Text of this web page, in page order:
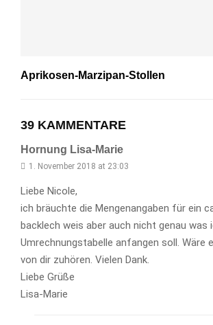
Aprikosen-Marzipan-Stollen
39 KAMMENTARE
Hornung Lisa-Marie
1. November 2018 at 23:03
Liebe Nicole,
ich bräuchte die Mengenangaben für ein
backlech weis aber auch nicht genau was
Umrechnungstabelle anfangen soll. Wäre
von dir zuhören. Vielen Dank.
Liebe Grüße
Lisa-Marie